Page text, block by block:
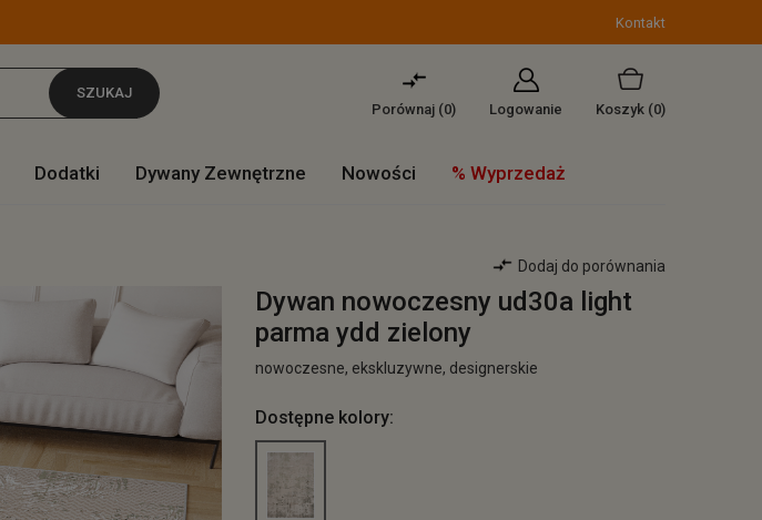
Kontakt
SZUKAJ
Porównaj (0) Logowanie Koszyk (0)
Dodatki Dywany Zewnętrzne Nowości % Wyprzedaż
Dodaj do porównania
Dywan nowoczesny ud30a light
parma ydd zielony
nowoczesne, ekskluzywne, designerskie
Dostępne kolory: